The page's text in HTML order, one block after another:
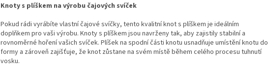
Knoty s plíškem na výrobu čajových svíček
Pokud rádi vyrábíte vlastní čajové svíčky, tento kvalitní knot s plíškem je ideálním
doplňkem pro vaši výrobu. Knoty s plíškem jsou navrženy tak, aby zajistily stabilní a
rovnoměrné hoření vašich svíček. Plíšek na spodní části knotu usnadňuje umístění knotu do
formy a zároveň zajišťuje, že knot zůstane na svém místě během celého procesu tuhnutí
vosku.